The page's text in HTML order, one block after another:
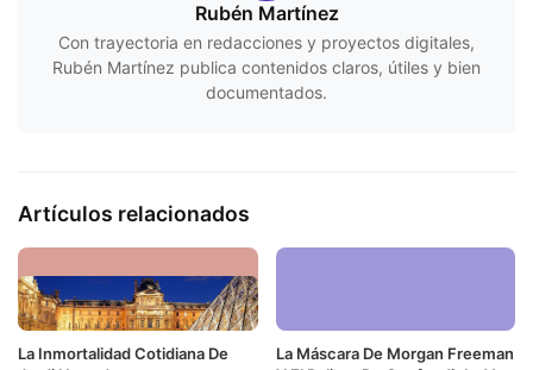
Rubén Martínez
Con trayectoria en redacciones y proyectos digitales,
Rubén Martínez publica contenidos claros, útiles y bien
documentados.
Artículos relacionados
La Inmortalidad Cotidiana De
La Máscara De Morgan Freeman